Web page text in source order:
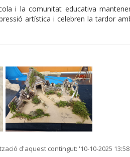
i la comunitat educativa
artística i celebren la tardor
d'aquest contingut: '10-10-2025 13:58